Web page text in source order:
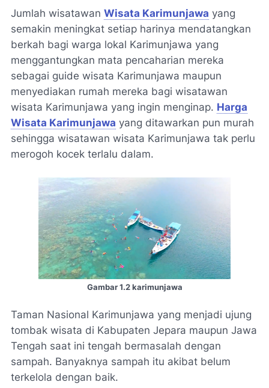
Jumlah wisatawan Wisata Karimunjawa yang
semakin meningkat setiap harinya mendatangkan
berkah bagi warga lokal Karimunjawa yang
menggantungkan mata pencaharian mereka
sebagai guide wisata Karimunjawa maupun
menyediakan rumah mereka bagi wisatawan
wisata Karimunjawa yang ingin menginap. Harga
Wisata Karimunjawa yang ditawarkan pun murah
sehingga wisatawan wisata Karimunjawa tak perlu
merogoh kocek terlalu dalam.
Gambar 1.2 karimunjawa
Taman Nasional Karimunjawa yang menjadi ujung
tombak wisata di Kabupaten Jepara maupun Jawa
Tengah saat ini tengah bermasalah dengan
sampah. Banyaknya sampah itu akibat belum
terkelola dengan baik.